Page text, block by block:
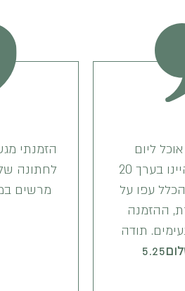
ליום
ההולדת של אמא שלי, היינו בערך 20
הכלל עפו על
ההזמנה
תודה
5.25
הזמנתי
לחתונה של
מרשים